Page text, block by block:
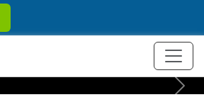
+ Conocer más
Next